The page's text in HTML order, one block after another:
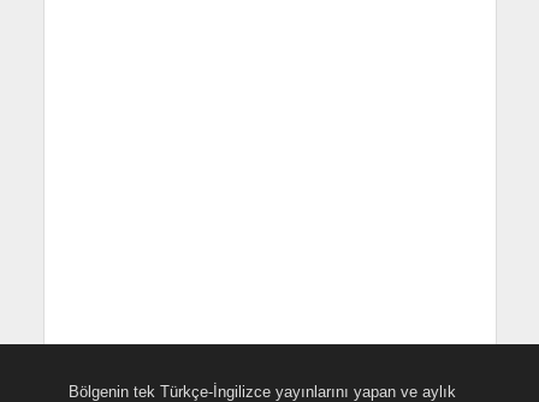
Bölgenin tek Türkçe-İngilizce yayınlarını yapan ve aylık